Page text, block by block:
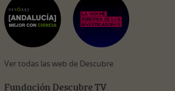
Ver todas las web de Descubre
Fundación Descubre TV